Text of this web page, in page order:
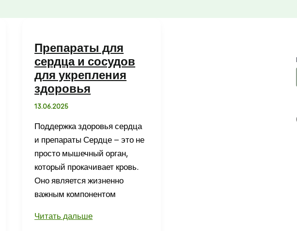
Препараты для
сердца и сосудов
для укрепления
здоровья
13.06.2025
Поддержка здоровья сердца
и препараты Сердце – это не
просто мышечный орган,
который прокачивает кровь.
Оно является жизненно
важным компонентом
Препараты
Читать дальше